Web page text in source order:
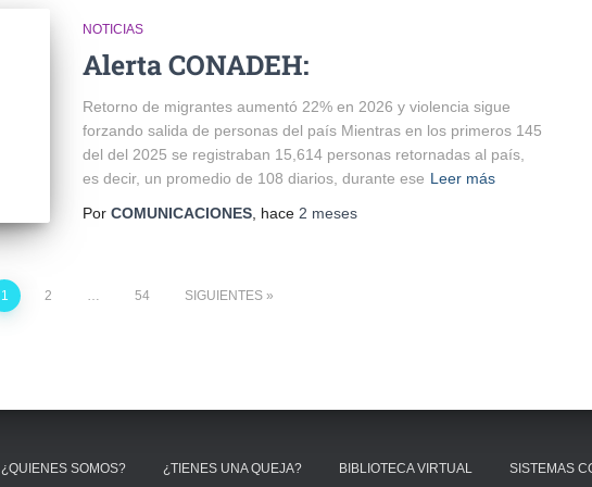
NOTICIAS
Alerta CONADEH:
Retorno de migrantes aumentó 22% en 2026 y violencia sigue
forzando salida de personas del país Mientras en los primeros 145
del del 2025 se registraban 15,614 personas retornadas al país,
es decir, un promedio de 108 diarios, durante ese Leer más
Por COMUNICACIONES , hace 2 meses
1 2 … 54 SIGUIENTES
¿QUIENES SOMOS? ¿TIENES UNA QUEJA? BIBLIOTECA VIRTUAL SISTEMAS